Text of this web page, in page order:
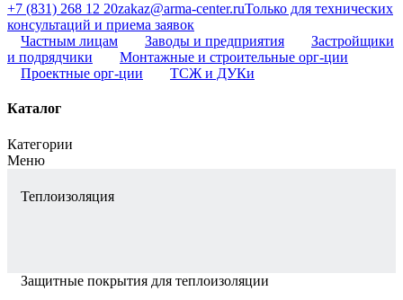
+7 (831) 268 12 20zakaz@arma-center.ruТолько для технических
консультаций и приема заявок
Частным лицам
Заводы и предприятия
Застройщики
и подрядчики
Монтажные и строительные орг-ции
Проектные орг-ции
ТСЖ и ДУКи
Каталог
Категории
Меню
Теплоизоляция
Защитные покрытия для теплоизоляции